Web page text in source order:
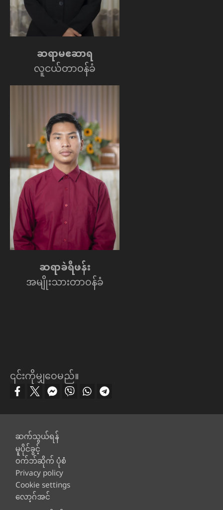
ဆရာမဧဆာရ
လူငယ်တာဝန်ခံ
ဆရာခဲရီဖန်း
အမျိုးသားတာဝန်ခံ
၎င်းကိုမျှဝေမည်။
Footer
ဆက်သွယ်ရန်
မူပိုင်ခွင့်
ဝက်ဘ်ဆိုက် ပုံစံ
Privacy policy
Cookie settings
လော့ဂ်အင်